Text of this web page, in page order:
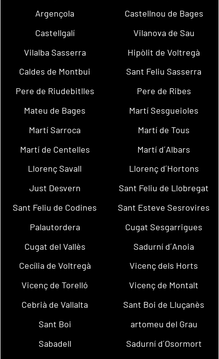
Argençola
Castellnou de Bages
Castellgalí
Vilanova de Sau
Vilalba Sasserra
Hipòlit de Voltregà
Caldes de Montbui
Sant Feliu Sasserra
Pere de Riudebitlles
Pere de Ribes
Mateu de Bages
Martí Sesgueioles
Martí Sarroca
Martí de Tous
Martí de Centelles
Martí d´Albars
Llorenç Savall
Llorenç d´Hortons
Just Desvern
Sant Feliu de Llobregat
Sant Feliu de Codines
Sant Esteve Sesrovires
Palautordera
Cugat Sesgarrigues
Cugat del Vallès
Sadurní d´Anoia
Cecília de Voltregà
Vicenç dels Horts
Vicenç de Torelló
Vicenç de Montalt
Cebrià de Vallalta
Sant Boi de Lluçanès
Sant Boi
artomeu del Grau
Sabadell
Sadurní d´Osormort